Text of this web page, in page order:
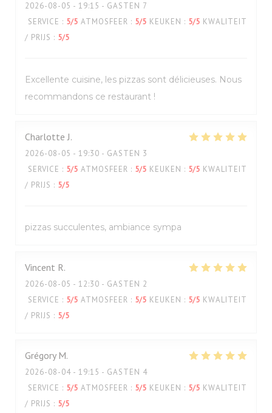
2026-08-05 - 19:15 - GASTEN 7
SERVICE : 5/5 ATMOSFEER : 5/5 KEUKEN : 5/5 KWALITEIT
/ PRIJS : 5/5
Excellente cuisine, les pizzas sont délicieuses. Nous
recommandons ce restaurant !
Charlotte J
2026-08-05 - 19:30 - GASTEN 3
SERVICE : 5/5 ATMOSFEER : 5/5 KEUKEN : 5/5 KWALITEIT
/ PRIJS : 5/5
pizzas succulentes, ambiance sympa
Vincent R
2026-08-05 - 12:30 - GASTEN 2
SERVICE : 5/5 ATMOSFEER : 5/5 KEUKEN : 5/5 KWALITEIT
/ PRIJS : 5/5
Grégory M
2026-08-04 - 19:15 - GASTEN 4
SERVICE : 5/5 ATMOSFEER : 5/5 KEUKEN : 5/5 KWALITEIT
/ PRIJS : 5/5